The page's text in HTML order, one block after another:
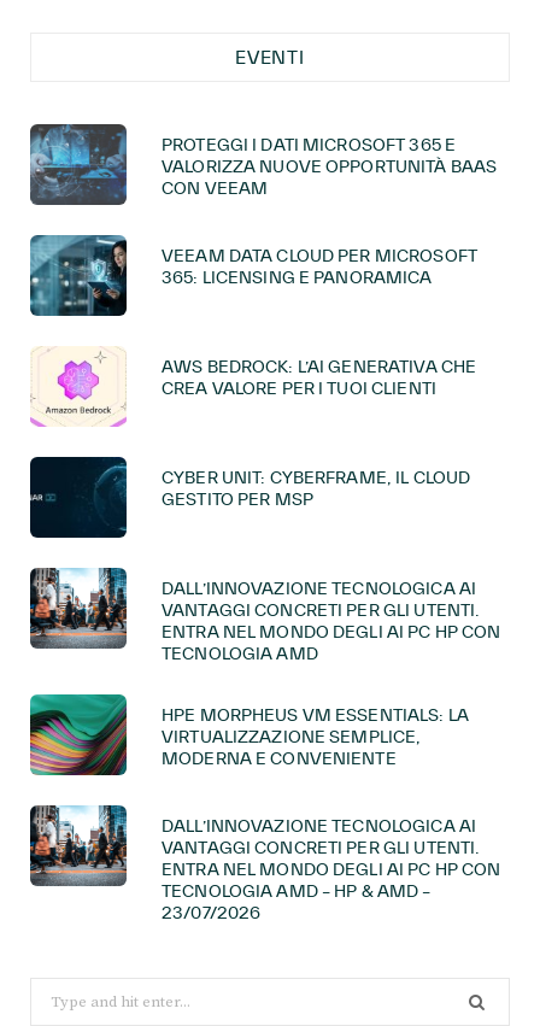
EVENTI
PROTEGGI I DATI MICROSOFT 365 E
VALORIZZA NUOVE OPPORTUNITÀ BAAS
CON VEEAM
VEEAM DATA CLOUD PER MICROSOFT
365: LICENSING E PANORAMICA
AWS BEDROCK: L’AI GENERATIVA CHE
CREA VALORE PER I TUOI CLIENTI
CYBER UNIT: CYBERFRAME, IL CLOUD
GESTITO PER MSP
DALL’INNOVAZIONE TECNOLOGICA AI
VANTAGGI CONCRETI PER GLI UTENTI.
ENTRA NEL MONDO DEGLI AI PC HP CON
TECNOLOGIA AMD
HPE MORPHEUS VM ESSENTIALS: LA
VIRTUALIZZAZIONE SEMPLICE,
MODERNA E CONVENIENTE
DALL’INNOVAZIONE TECNOLOGICA AI
VANTAGGI CONCRETI PER GLI UTENTI.
ENTRA NEL MONDO DEGLI AI PC HP CON
TECNOLOGIA AMD – HP & AMD –
23/07/2026